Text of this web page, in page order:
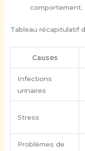
comportement.
Tableau récapitulatif
Causes
Infections
urinaires
Stress
Problèmes de